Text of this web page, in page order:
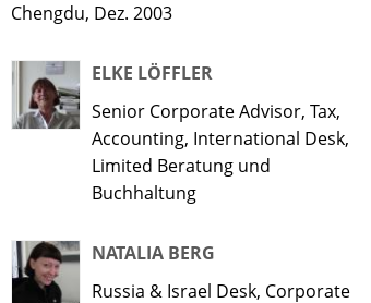
Chengdu, Dez. 2003
ELKE LÖFFLER
Senior Corporate Advisor, Tax,
Accounting, International Desk,
Limited Beratung und
Buchhaltung
NATALIA BERG
Russia & Israel Desk, Corporate